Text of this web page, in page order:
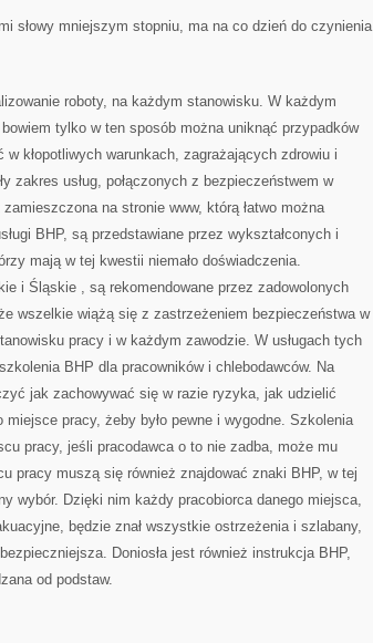
NA
WZIĘCIE
słowy mniejszym stopniu, ma na co dzień do czynienia
roboty, na każdym stanowisku. W każdym
tylko w ten sposób można uniknąć przypadków
kłopotliwych warunkach, zagrażających zdrowiu i
zakres usług, połączonych z bezpieczeństwem w
na stronie www, którą łatwo można
BHP, są przedstawiane przez wykształconych i
mają w tej kwestii niemało doświadczenia.
i Śląskie , są rekomendowane przez zadowolonych
wszelkie wiążą się z zastrzeżeniem bezpieczeństwa w
pracy i w każdym zawodzie. W usługach tych
BHP dla pracowników i chlebodawców. Na
jak zachowywać się w razie ryzyka, jak udzielić
pracy, żeby było pewne i wygodne. Szkolenia
pracy, jeśli pracodawca o to nie zadba, może mu
pracy muszą się również znajdować znaki BHP, w tej
wybór. Dzięki nim każdy pracobiorca danego miejsca,
będzie znał wszystkie ostrzeżenia i szlabany,
Doniosła jest również instrukcja BHP,
od podstaw.